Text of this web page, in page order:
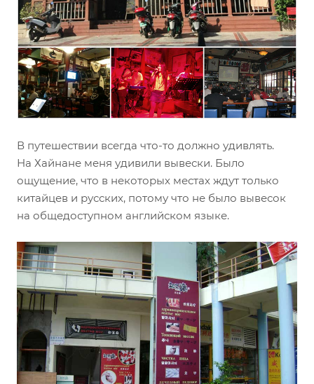
В путешествии всегда что-то должно удивлять.
На Хайнане меня удивили вывески. Было
ощущение, что в некоторых местах ждут только
китайцев и русских, потому что не было вывесок
на общедоступном английском языке.